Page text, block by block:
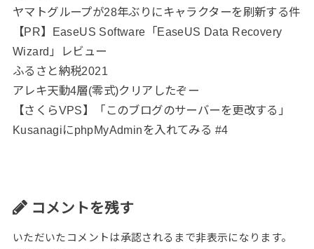
ヤマトグループが28年ぶりにキャラクターを刷新する件
【PR】EaseUS Software「EaseUS Data Recovery
Wizard」レビュー
ふるさと納税2021
アレキ天動4層(零式)クリアしたぞー
【さくらVPS】「このブログのサーバーを更改する」
KusanagiにphpMyAdminを入れてみる #4
コメントを残す
いただいたコメントは承認されるまで非表示になります。